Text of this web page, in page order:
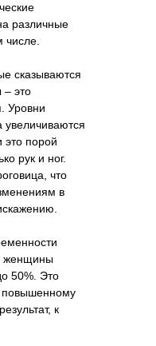
различные
числе.
сказываются
это
Уровни
увеличиваются
это порой
рук и ног.
что
в
женщины
50%. Это
повышенному
к